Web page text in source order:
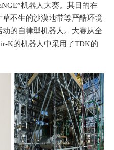
机器人大赛。其目的在
不生的沙漠地带等严酷环境
的自律型机器人。 大赛从全
K的机器人中采用了TDK的